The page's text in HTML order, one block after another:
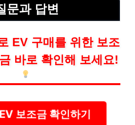
문과 답변
EV 구매를 위한 보조
바로 확인해 보세요!
보조금 확인하기